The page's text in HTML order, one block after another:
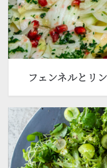
フェンネルとリ